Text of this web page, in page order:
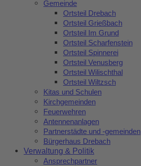
Gemeinde
Ortsteil Drebach
Ortsteil Grießbach
Ortsteil Im Grund
Ortsteil Scharfenstein
Ortsteil Spinnerei
Ortsteil Venusberg
Ortsteil Wilischthal
Ortsteil Wiltzsch
Kitas und Schulen
Kirchgemeinden
Feuerwehren
Antennenanlagen
Partnerstädte und -gemeinden
Bürgerhaus Drebach
Verwaltung & Politik
Ansprechpartner